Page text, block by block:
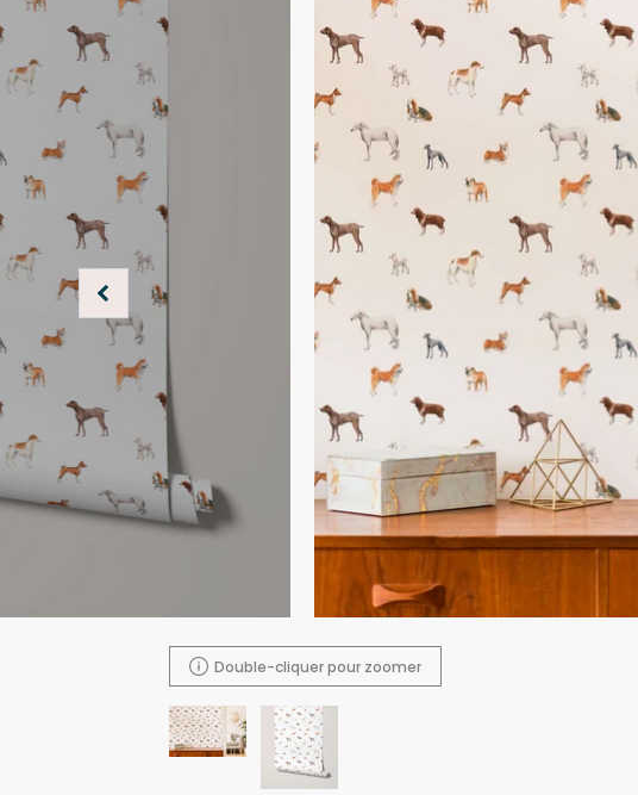
Double-cliquer pour zoomer